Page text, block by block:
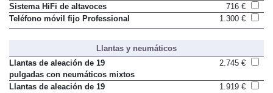
Sistema HiFi de altavoces
716 €
Teléfono móvil fijo Professional
1.300 €
Llantas y neumáticos
Llantas de aleación de 19
pulgadas con neumáticos mixtos
2.745 €
Llantas de aleación de 19
1.919 €